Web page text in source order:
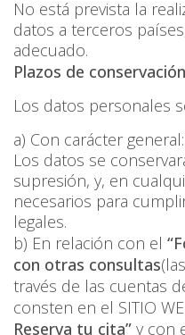
No está prevista la
datos a terceros
adecuado.
Plazos de conservación
Los datos personales
a) Con carácter general:
Los datos se
supresión, y, en
necesarios para
legales.
b) En relación con el
con otras consultas
través de las cuentas
consten en el SITIO
Reserva tu cita” y con